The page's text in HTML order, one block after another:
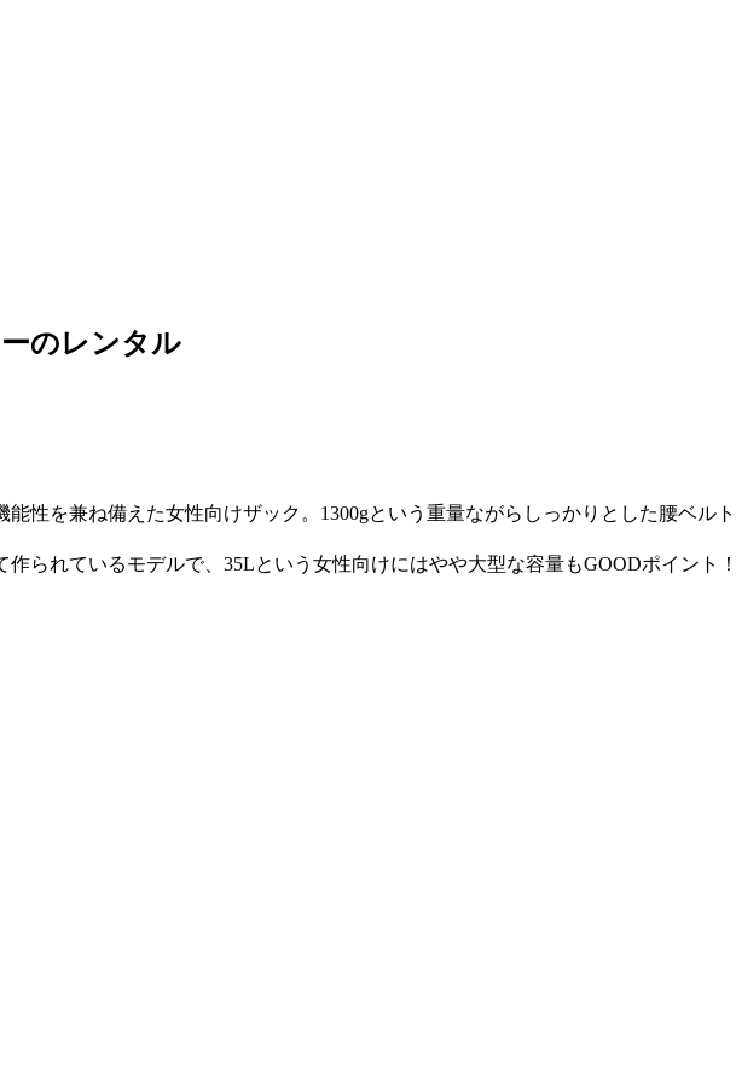
のレンタル
能性を兼ね備えた女性向けザック。1300gという重量ながらしっかりとした腰ベ
作られているモデルで、35Lという女性向けにはやや大型な容量もGOODポイント